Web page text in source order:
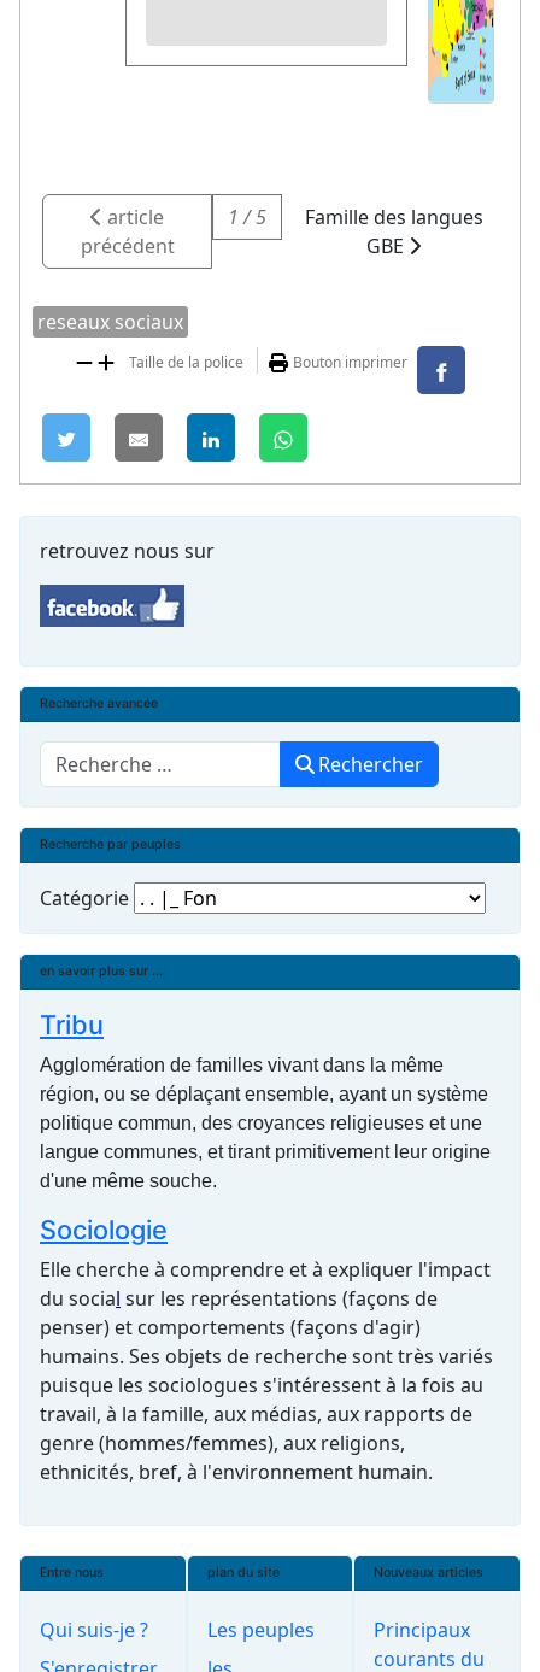
article
précédent
1 / 5
Famille des langues
GBE
reseaux sociaux
Taille de la police Bouton imprimer
retrouvez nous sur
Recherche avancée
Rechercher Rechercher
Recherche par peuples
Catégorie
en savoir plus sur ...
Tribu
Agglomération de familles vivant dans la même
région, ou se déplaçant ensemble, ayant un système
politique commun, des croyances religieuses et une
langue communes, et tirant primitivement leur origine
d'une même souche.
Sociologie
Elle cherche à comprendre et à expliquer l'impact
du social sur les représentations (façons de
penser) et comportements (façons d'agir)
humains. Ses objets de recherche sont très variés
puisque les sociologues s'intéressent à la fois au
travail, à la famille, aux médias, aux rapports de
genre (hommes/femmes), aux religions,
ethnicités, bref, à l'environnement humain.
Entre nous
Qui suis-je ?
plan du site
Les peuples
Nouveaux articles
Principaux
courants du